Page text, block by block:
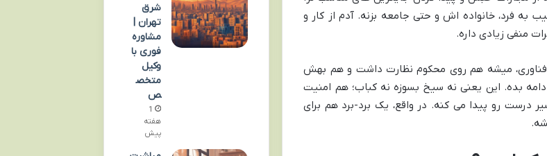
به فرد، خانواده اش و حتی جامعه بزنه. آدم از کار و
منفی زیادی داره.
فناوری، میشه هم روی محکوم نظارت داشت و هم بهش
بده. این یعنی نه سیخ بسوزه نه کباب؛ هم امنیت
رو پیدا می کنه. در واقع، یک برد-برد هم برای
شرق
تهران |
مشاوره
فوری با
وکیل
متخص
ص
1
هفته
پیش